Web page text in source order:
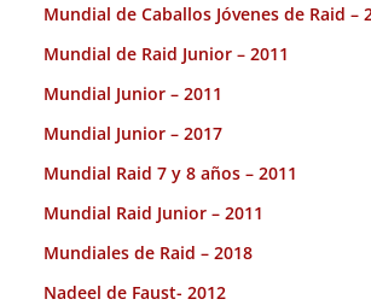
Mundial de Caballos Jóvenes de Raid –
Mundial de Raid Junior – 2011
Mundial Junior – 2011
Mundial Junior – 2017
Mundial Raid 7 y 8 años – 2011
Mundial Raid Junior – 2011
Mundiales de Raid – 2018
Nadeel de Faust- 2012